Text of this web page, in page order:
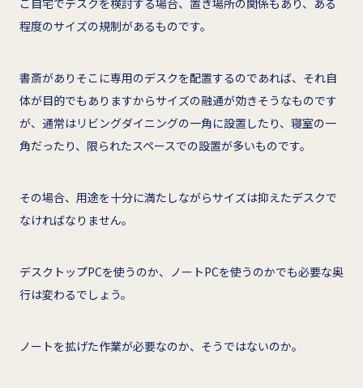
程度のサイズの規制があるものです。
書斎がありそこに専用のデスクを配置するのであれば、それ自
体が目的でもありますからサイズの融通が効きそうなものです
が、通常はリビングダイニングの一角に設置したり、寝室の一
角だったり、限られたスペースでの設置が多いものです。
その場合、用途を十分に満たしながらサイズは抑えたデスクで
なければなりません。
デスクトップPCを使うのか、ノートPCを使うのかでも必要な奥
行は変わるでしょう。
ノートを拡げた作業が必要なのか、そうではないのか。